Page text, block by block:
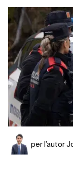
per l’autor